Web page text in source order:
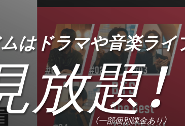
はドラマや音楽ライ
放題！
（一部個別課金あり）